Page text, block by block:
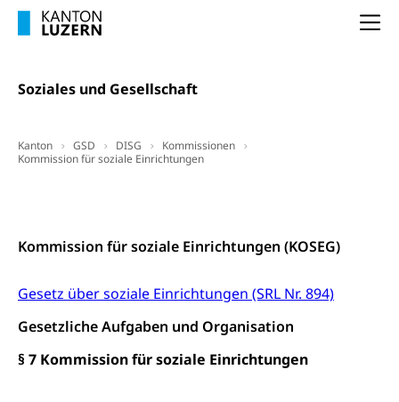
Soziales und Gesellschaft
Kanton GSD DISG
Kommissionen
Kommission für soziale Einrichtungen
Kommission für soziale Einrichtungen (KOSEG)
Gesetz über soziale Einrichtungen (SRL Nr. 894)
Gesetzliche Aufgaben und Organisation
§ 7 Kommission für soziale Einrichtungen
Frühe Förderung
Gesundheit und Soziales
Konsumentenrechte, Produktsicherheit,
internationale Erschöpfung, Preisabsprache, Kartell,
Unfallversicherung, Berufsunfallversicherung,
Krankheit, Unfall, Prämienverbilligung,
Prämienverbilligung (WAS Luzern)
Obligatorische Krankenversicherung (WAS
sichere Lebensmittel, Lebensmittelkontrolle,
Lebensmittelhygiene, Produktesicherheit